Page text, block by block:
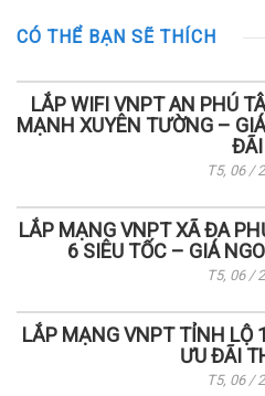
CÓ THỂ BẠN SẼ THÍCH
LẮP WIFI VNPT AN PHÚ
MẠNH XUYÊN TƯỜNG –
ĐÃI
T5, 06 /
LẮP MẠNG VNPT XÃ ĐA
6 SIÊU TỐC – GIÁ
T5, 06 /
LẮP MẠNG VNPT TỈNH LỘ
ƯU ĐÃI
T5, 06 /